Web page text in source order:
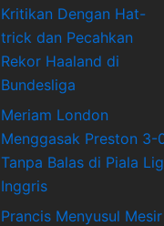
Kritikan Dengan Hat-
trick dan Pecahkan
Rekor Haaland di
Bundesliga
Meriam London
Menggasak Preston 3-
Tanpa Balas di Piala
Inggris
Prancis Menyusul Mesir